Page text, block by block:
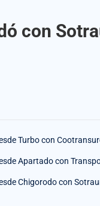
con
Turbo con
Apartado con
Chigorodo con